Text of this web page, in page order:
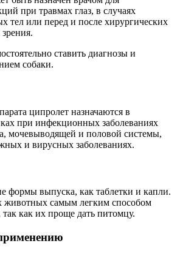
при травмах глаз, в случаях
тел или перед и после хирургических
ставить диагнозы и
собаки.
ципролет назначаются в
при инфекционных заболеваниях
мочевыводящей и половой системы,
и вирусных заболеваниях.
формы выпуска, как таблетки и капли.
самым легким способом
так как их проще дать питомцу.